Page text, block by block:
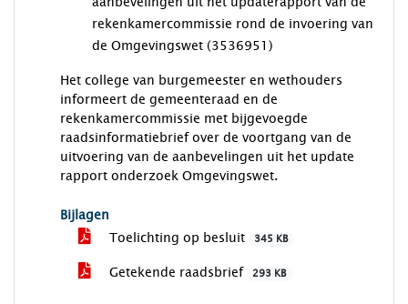
rekenkamercommissie rond de invoering van
de Omgevingswet (3536951)
Het college van burgemeester en wethouders
informeert de gemeenteraad en de
rekenkamercommissie met bijgevoegde
raadsinformatiebrief over de voortgang van de
uitvoering van de aanbevelingen uit het update
rapport onderzoek Omgevingswet.
Bijlagen
Toelichting op besluit
345 KB
Getekende raadsbrief 293 KB